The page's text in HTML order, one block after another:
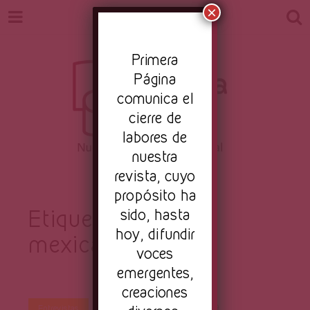
Revista
Primera
Nuestro periodismo cultural
Etiqueta:Diseños
mexicanos
Primera Página Feb 19, 2019
Primera
Página
comunica el
cierre de
labores de
nuestra
revista, cuyo
propósito ha
sido, hasta
hoy, difundir
voces
emergentes,
creaciones
×